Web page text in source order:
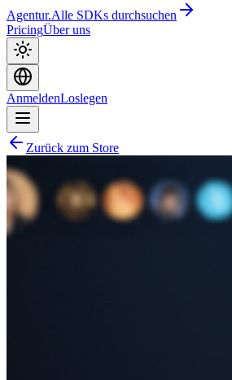
Agentur.Alle SDKs durchsuchen
PricingÜber uns
AnmeldenLoslegen
Zurück zum Store